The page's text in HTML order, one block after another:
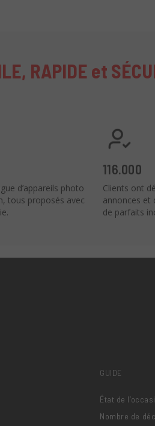
RAPIDE et
d’appareils photo
tous proposés avec
116.000
Clients ont
annonces et
de parfaits
GUIDE
État de
Nombre de